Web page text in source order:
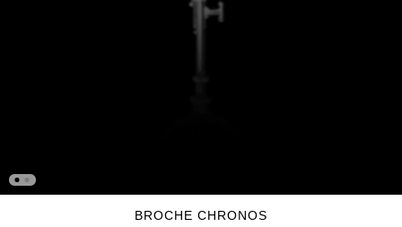
BROCHE CHRONOS